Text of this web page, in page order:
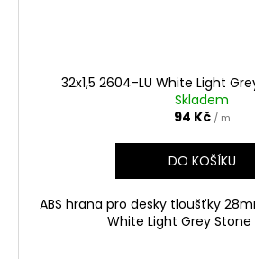
32x1,5 2604-LU White Light
Skladem
94 Kč / m
DO KOŠÍKU
ABS hrana pro desky tloušťky
White Light Grey